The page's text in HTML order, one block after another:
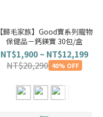
【歸毛家族】Good寶系列寵物
保健品－鈣鎂寶 30包/盒
NT$1,900 ~ NT$12,199
NT$20,290 40% OFF